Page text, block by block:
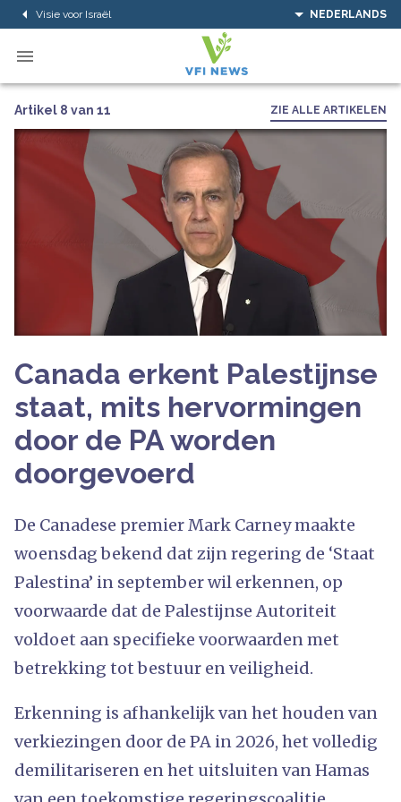
Visie voor Israël NEDERLANDS
Artikel 8 van 11 ZIE ALLE ARTIKELEN
Canada erkent Palestijnse
staat, mits hervormingen
door de PA worden
doorgevoerd
De Canadese premier Mark Carney maakte
woensdag bekend dat zijn regering de ‘Staat
Palestina’ in september wil erkennen, op
voorwaarde dat de Palestijnse Autoriteit
voldoet aan specifieke voorwaarden met
betrekking tot bestuur en veiligheid.
Erkenning is afhankelijk van het houden van
verkiezingen door de PA in 2026, het volledig
demilitariseren en het uitsluiten van Hamas